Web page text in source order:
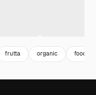
frutta organic food